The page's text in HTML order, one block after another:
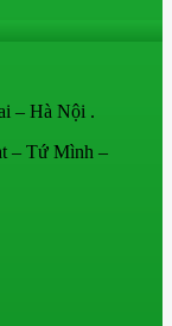
– Hà Nội .
– Tứ Mình –